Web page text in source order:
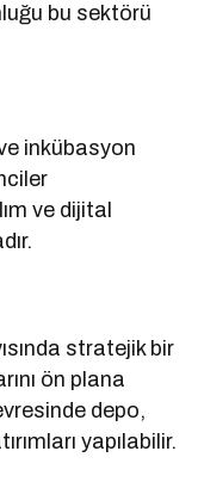
bu sektörü
inkübasyon
ve dijital
stratejik bir
ön plana
depo,
yapılabilir.